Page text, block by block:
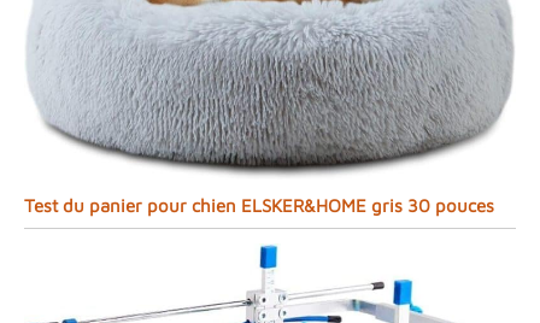
Test du panier pour chien ELSKER&HOME gris 30 pouces